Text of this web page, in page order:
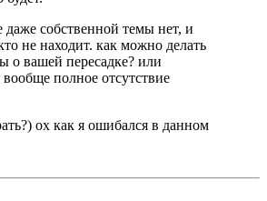
даже собственной темы нет, и
не находит. как можно делать
о вашей пересадке? или
вообще полное отсутствие
ох как я ошибался в данном